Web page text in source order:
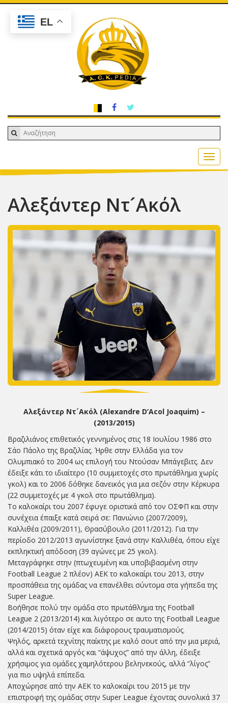
Αλεξάντερ Ντ´Ακόλ
Αλεξάντερ Ντ´Ακόλ (Alexandre D’Acol Joaquim) –
(2013/2015)
Βραζιλιάνος επιθετικός γεννημένος στις 18 Ιουλίου 1986 στο
Σάο Πάολο της Βραζιλίας. Ήρθε στην Ελλάδα για τον
Ολυμπιακό το 2004 ως επιλογή του Ντούσαν Μπάγεβιτς. Δεν
έδειξε κάτι το ιδιαίτερο (10 συμμετοχές στο πρωτάθλημα χωρίς
γκολ) και το 2006 δόθηκε δανεικός για μια σεζόν στην Κέρκυρα
(22 συμμετοχές με 4 γκολ στο πρωτάθλημα).
Το καλοκαίρι του 2007 έφυγε οριστικά από τον ΟΣΦΠ και στην
συνέχεια έπαιξε κατά σειρά σε: Πανιώνιο (2007/2009),
Καλλιθέα (2009/2011), Θρασύβουλο (2011/2012). Για την
περίοδο 2012/2013 αγωνίστηκε ξανά στην Καλλιθέα, όπου είχε
εκπληκτική απόδοση (39 αγώνες με 25 γκολ).
Μεταγράφηκε στην (πτωχευμένη και υποβιβασμένη στην
Football League 2 πλέον) ΑΕΚ το καλοκαίρι του 2013, στην
προσπάθεια της ομάδας να επανέλθει σύντομα στα γήπεδα της
Super League.
Βοήθησε πολύ την ομάδα στο πρωτάθλημα της Football
League 2 (2013/2014) και λιγότερο σε αυτο της Football League
(2014/2015) όταν είχε και διάφορους τραυματισμούς.
Ψηλός, αρκετά τεχνίτης παίκτης με καλό σουτ από την μια μεριά,
αλλά και σχετικά αργός και “άψυχος” από την άλλη, έδειξε
χρήσιμος για ομάδες χαμηλότερου βεληνεκούς, αλλά “λίγος”
για πιο υψηλά επίπεδα.
Αποχώρησε από την ΑΕΚ το καλοκαίρι του 2015 με την
επιστροφή της ομάδας στην Super League έχοντας συνολικά 37
EL